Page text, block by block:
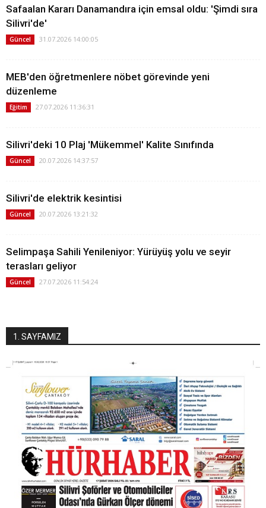
Safaalan Kararı Danamandıra için emsal oldu: 'Şimdi sıra
Silivri'de'
Güncel 31.07.2026 14:00:05
MEB'den öğretmenlere nöbet görevinde yeni
düzenleme
Eğitim 27.07.2026 11:36:31
Silivri'deki 10 Plaj 'Mükemmel' Kalite Sınıfında
Güncel 20.07.2026 14:37:57
Silivri'de elektrik kesintisi
Güncel 20.07.2026 13:21:32
Selimpaşa Sahili Yenileniyor: Yürüyüş yolu ve seyir
terasları geliyor
Güncel 27.07.2026 11:54:24
1. SAYFAMIZ